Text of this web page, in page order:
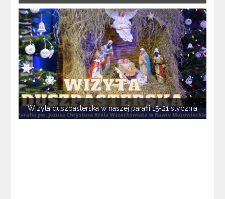
Wizyta duszpasterska w naszej parafii 15-21 stycznia